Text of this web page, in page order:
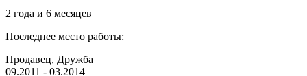
2 года и 6 месяцев
Последнее место работы:
Продавец, Дружба
09.2011 - 03.2014